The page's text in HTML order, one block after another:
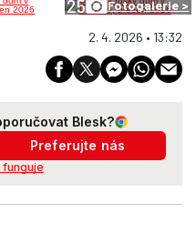
25 Fotogalerie >
2. 4. 2026 • 13:32
Blesk?
Preferujte nás